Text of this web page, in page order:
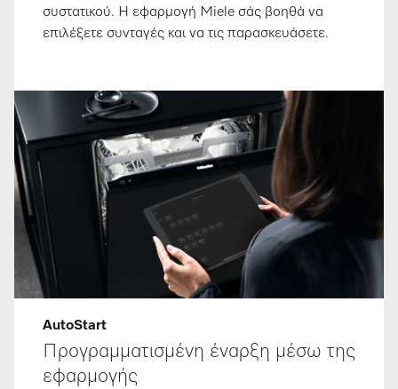
συστατικού. Η εφαρμογή Miele σάς βοηθά να
επιλέξετε συνταγές και να τις παρασκευάσετε.
AutoStart
Προγραμματισμένη έναρξη μέσω της
εφαρμογής